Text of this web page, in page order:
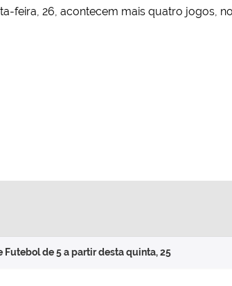
feira, 26, acontecem mais quatro jogos,
Futebol de 5 a partir desta quinta, 25